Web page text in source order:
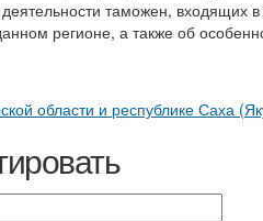
таможен, входящих
регионе, а также об
области и республике Саха